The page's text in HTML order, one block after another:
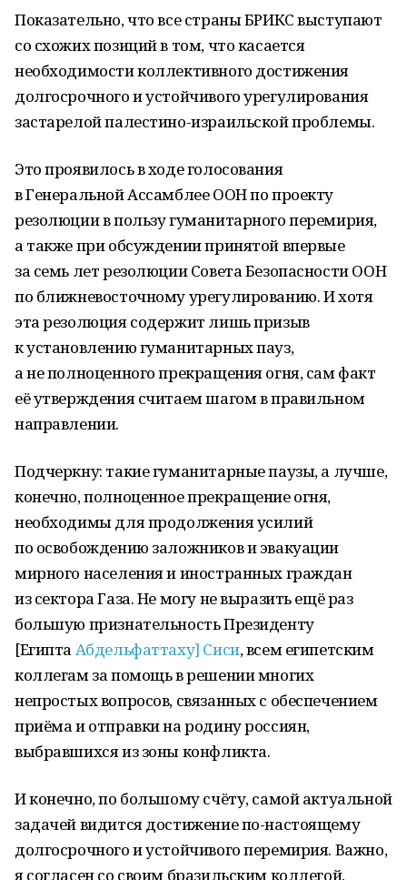
Показательно, что все страны БРИКС выступают
со схожих позиций в том, что касается
необходимости коллективного достижения
долгосрочного и устойчивого урегулирования
застарелой палестино-израильской проблемы.
Это проявилось в ходе голосования
в Генеральной Ассамблее ООН по проекту
резолюции в пользу гуманитарного перемирия,
а также при обсуждении принятой впервые
за семь лет резолюции Совета Безопасности ООН
по ближневосточному урегулированию. И хотя
эта резолюция содержит лишь призыв
к установлению гуманитарных пауз,
а не полноценного прекращения огня, сам факт
её утверждения считаем шагом в правильном
направлении.
Подчеркну: такие гуманитарные паузы, а лучше,
конечно, полноценное прекращение огня,
необходимы для продолжения усилий
по освобождению заложников и эвакуации
мирного населения и иностранных граждан
из сектора Газа. Не могу не выразить ещё раз
большую признательность Президенту
[Египта Абдельфаттаху] Сиси, всем египетским
коллегам за помощь в решении многих
непростых вопросов, связанных с обеспечением
приёма и отправки на родину россиян,
выбравшихся из зоны конфликта.
И конечно, по большому счёту, самой актуальной
задачей видится достижение по-настоящему
долгосрочного и устойчивого перемирия. Важно,
я согласен со своим бразильским коллегой,